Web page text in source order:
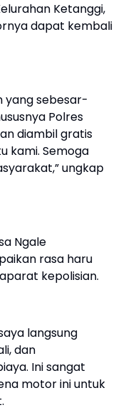
Ketanggi,
dapat kembali
yang sebesar-
Polres
diambil gratis
kami. Semoga
ungkap
Ngale
rasa haru
kepolisian.
langsung
dan
Ini sangat
motor ini untuk